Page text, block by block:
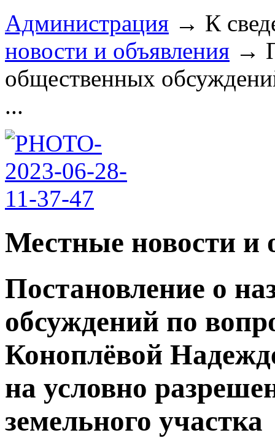
Администрация → К
новости и объявления →
общественных
...
Местные новости и
Постановление о
обсуждений по
Коноплёвой
на условно
земельного участка